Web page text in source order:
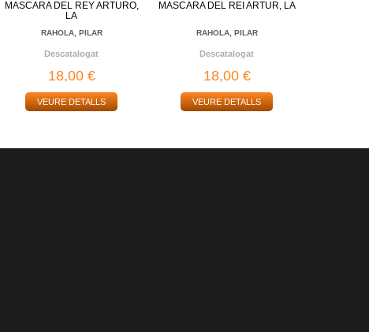
MASCARA DEL REY ARTURO,
LA
RAHOLA, PILAR
Descatalogat
18,00 €
VEURE DETALLS
MASCARA DEL REI ARTUR, LA
RAHOLA, PILAR
Descatalogat
18,00 €
VEURE DETALLS